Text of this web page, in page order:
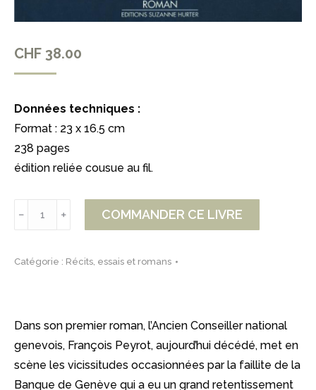
CHF 38.00
Données techniques :
Format : 23 x 16.5 cm
238 pages
édition reliée cousue au fil.
sur
﹣ ﹢ COMMANDER CE LIVRE
Catégorie : Récits, essais et romans
Dans son premier roman, l’Ancien Conseiller national
genevois, François Peyrot, aujourd’hui décédé, met en
scène les vicissitudes occasionnées par la faillite de la
Banque de Genève qui a eu un grand retentissement